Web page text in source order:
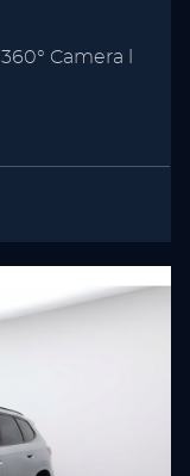
Camera l